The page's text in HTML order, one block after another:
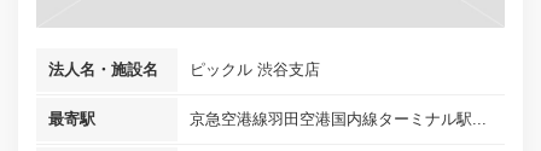
法人名・施設名 ピックル 渋谷支店
最寄駅 京急空港線羽田空港国内線ターミナル駅...